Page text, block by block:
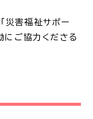
災害福祉サポー
にご協力くださる